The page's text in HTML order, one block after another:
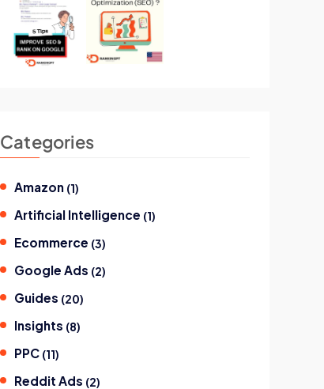
Categories
Amazon (1)
Artificial Intelligence (1)
Ecommerce (3)
Google Ads (2)
Guides (20)
Insights (8)
PPC (11)
Reddit Ads (2)